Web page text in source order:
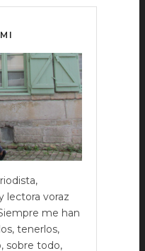
lectora voraz
me han
tenerlos,
sobre todo,